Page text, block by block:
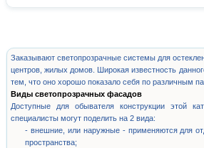
Заказывают светопрозрачные системы для
центров, жилых домов. Широкая известность
тем, что оно хорошо показало себя по различным
Виды светопрозрачных фасадов
Доступные для обывателя конструкции этой
специалисты могут поделить на 2 вида:
- внешние, или наружные - применяются для
пространства;